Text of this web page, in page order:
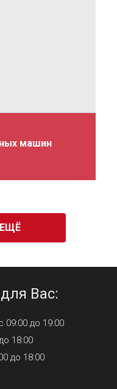
машин
Вас:
09:00 до 19:00
18:00
до 18:00